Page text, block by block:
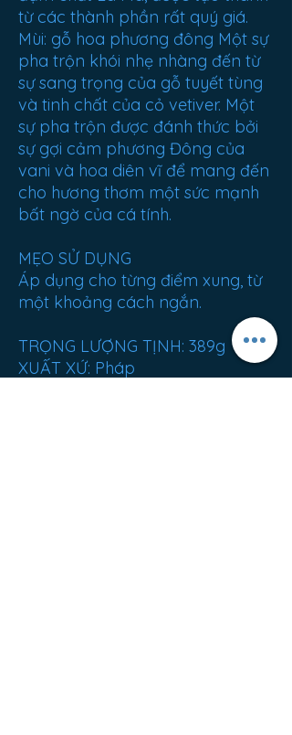
từ các thành phần rất quý giá.
Mùi: gỗ hoa phương đông Một sự
pha trộn khói nhẹ nhàng đến từ
sự sang trọng của gỗ tuyết tùng
và tinh chất của cỏ vetiver. Một
sự pha trộn được đánh thức bởi
sự gợi cảm phương Đông của
vani và hoa diên vĩ để mang đến
cho hương thơm một sức mạnh
bất ngờ của cá tính.
MẸO SỬ DỤNG
Áp dụng cho từng điểm xung, từ
một khoảng cách ngắn.
TRỌNG LƯỢNG TỊNH: 389g
XUẤT XỨ: Pháp